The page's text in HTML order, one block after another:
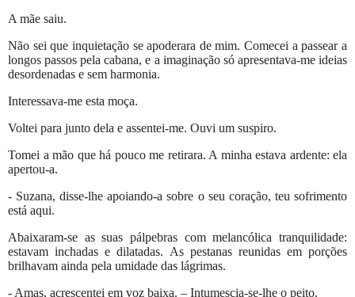
A mãe saiu.
Não sei que inquietação se apoderara de mim. Comecei a passear a
longos passos pela cabana, e a imaginação só apresentava-me ideias
desordenadas e sem harmonia.
Interessava-me esta moça.
Voltei para junto dela e assentei-me. Ouvi um suspiro.
Tomei a mão que há pouco me retirara. A minha estava ardente: ela
apertou-a.
- Suzana, disse-lhe apoiando-a sobre o seu coração, teu sofrimento
está aqui.
Abaixaram-se as suas pálpebras com melancólica tranquilidade:
estavam inchadas e dilatadas. As pestanas reunidas em porções
brilhavam ainda pela umidade das lágrimas.
- Amas, acrescentei em voz baixa. – Intumescia-se-lhe o peito.